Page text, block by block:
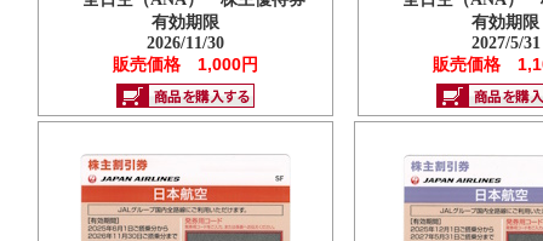
有効期限
2026/11/30
販売価格 1,000円
有効期限
2027/5/31
販売価格